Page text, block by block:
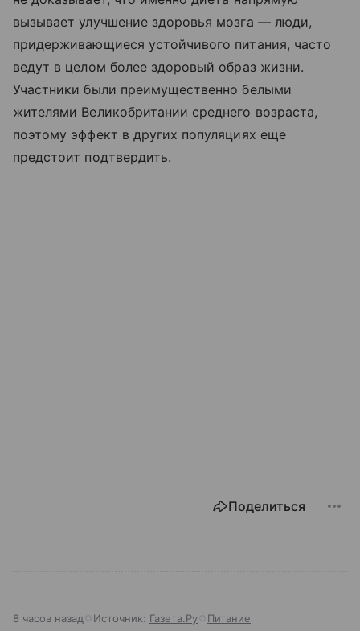
вызывает улучшение здоровья мозга — люди,
придерживающиеся устойчивого питания, часто
ведут в целом более здоровый образ жизни.
Участники были преимущественно белыми
жителями Великобритании среднего возраста,
поэтому эффект в других популяциях еще
предстоит подтвердить.
Поделиться
8 часов назад Источник: Газета.Ру Питание